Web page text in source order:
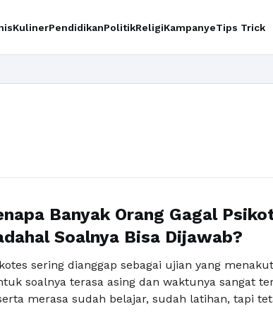
KulinerPendidikanPolitikReligiKampanyeTips Trick
Banyak Orang Gagal
Soalnya Bisa Dijawab?
sering dianggap sebagai ujian yang
soalnya terasa asing dan waktunya sangat
merasa sudah belajar, sudah latihan, tapi